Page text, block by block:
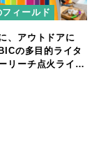
ィールド
、アウトドアに
の多目的ライタ
リーチ点火ライタ